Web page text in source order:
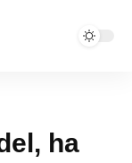
ha